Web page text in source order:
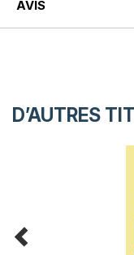
AVIS
D’AUTRES